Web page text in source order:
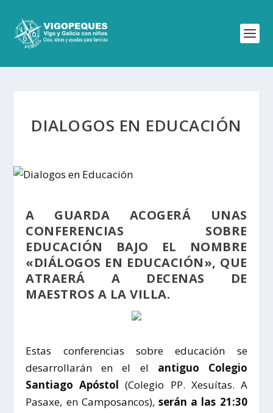
DIALOGOS EN EDUCACIÓN
A GUARDA ACOGERÁ UNAS
CONFERENCIAS SOBRE
EDUCACIÓN BAJO EL NOMBRE
«DIÁLOGOS EN EDUCACIÓN», QUE
ATRAERÁ A DECENAS DE
MAESTROS A LA VILLA.
Estas conferencias sobre educación se
desarrollarán en el el antiguo Colegio
Santiago Apóstol (Colegio PP. Xesuítas. A
Pasaxe, en Camposancos), serán a las 21:30